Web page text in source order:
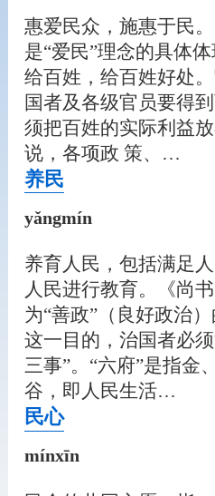
惠爱民众，施惠于民。
是“爱民”理念的具体
给百姓，给百姓好处
国者及各级官员要得
须把百姓的实际利益
说，各项政 策、…
养民
yǎngmín
养育人民，包括满足
人民进行教育。《尚
为“善政”（良好政治
这一目的，治国者必
三事”。“六府”是指金
谷，即人民生活…
民心
mínxīn